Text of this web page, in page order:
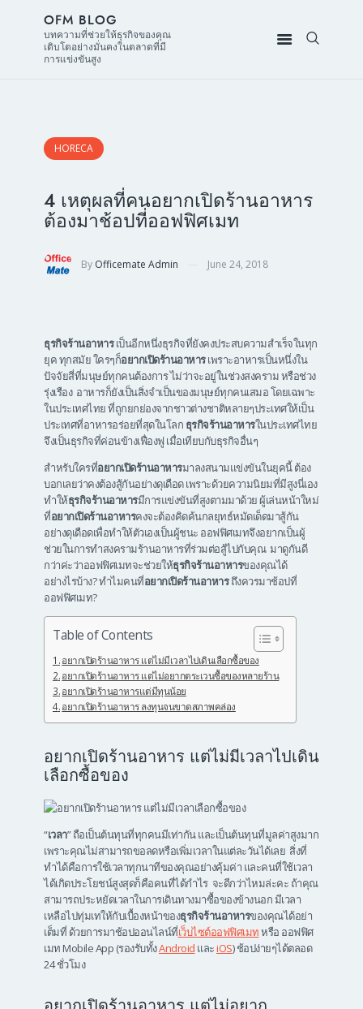
OFM BLOG
บทความที่ช่วยให้ธุรกิจของคุณ
เติบโตอย่างมั่นคงในตลาดที่มี
การแข่งขันสูง
HORECA
4 เหตุผลที่คนอยากเปิดร้านอาหาร
ต้องมาช้อปที่ออฟฟิศเมท
By Officemate Admin June 24, 2018
ธุรกิจร้านอาหารเป็นอีกหนึ่งธุรกิจที่ยังคงประสบความสำเร็จในทุก
ยุค ทุกสมัย ใครๆก็อยากเปิดร้านอาหารเพราะอาหารเป็นหนึ่งใน
ปัจจัยสี่ที่มนุษย์ทุกคนต้องการ ไม่ว่าจะอยู่ในช่วงสงคราม หรือช่วง
รุ่งเรือง อาหารก็ยังเป็นสิ่งจำเป็นของมนุษย์ทุกคนเสมอ โดยเฉพาะ
ในประเทศไทย ที่ถูกยกย่องจากชาวต่างชาติหลายๆประเทศให้เป็น
ประเทศที่อาหารอร่อยที่สุดในโลก ธุรกิจร้านอาหารในประเทศไทย
จึงเป็นธุรกิจที่ค่อนข้างเฟื่องฟู เมื่อเทียบกับธุรกิจอื่นๆ
สำหรับใครที่อยากเปิดร้านอาหารมาลงสนามแข่งขันในยุคนี้ ต้อง
บอกเลยว่าคงต้องสู้กันอย่างดุเดือด เพราะด้วยความนิยมที่มีสูงนี่เอง
ทำให้ธุรกิจร้านอาหารมีการแข่งขันที่สูงตามมาด้วย ผู้เล่นหน้าใหม่
ที่อยากเปิดร้านอาหารคงจะต้องคิดค้นกลยุทธ์หมัดเด็ดมาสู้กัน
อย่างดุเดือดเพื่อทำให้ตัวเองเป็นผู้ชนะ ออฟฟิศเมทจึงอยากเป็นผู้
ช่วยในการทำสงครามร้านอาหารที่ร่วมต่อสู้ไปกับคุณ มาดูกันดี
กว่าค่ะว่าออฟฟิศเมทจะช่วยให้ธุรกิจร้านอาหารของคุณได้
อย่างไรบ้าง? ทำไมคนที่อยากเปิดร้านอาหารถึงควรมาช้อปที่
ออฟฟิศเมท?
Table of Contents
อยากเปิดร้านอาหาร แต่ไม่มีเวลาไปเดินเลือกซื้อของ
อยากเปิดร้านอาหาร แต่ไม่อยากตระเวนซื้อของหลายร้าน
อยากเปิดร้านอาหารแต่มีทุนน้อย
อยากเปิดร้านอาหาร ลงทุนจนขาดสภาพคล่อง
อยากเปิดร้านอาหาร แต่ไม่มีเวลาไปเดิน
เลือกซื้อของ
“เวลา” ถือเป็นต้นทุนที่ทุกคนมีเท่ากัน และเป็นต้นทุนที่มูลค่าสูงมาก
เพราะคุณไม่สามารถขอลดหรือเพิ่มเวลาในแต่ละวันได้เลย สิ่งที่
ทำได้คือการใช้เวลาทุกนาทีของคุณอย่างคุ้มค่า และคนที่ใช้เวลา
ได้เกิดประโยชน์สูงสุดก็คือคนที่ได้กำไร จะดีกว่าไหมล่ะคะ ถ้าคุณ
สามารถประหยัดเวลาในการเดินทางมาซื้อของข้างนอก มีเวลา
เหลือไปทุ่มเทให้กับเบื้องหน้าของธุรกิจร้านอาหารของคุณได้อย่า
เต็มที่ ด้วยการมาช้อปออนไลน์ที่เว็บไซต์ออฟฟิศเมทหรือ ออฟฟิศ
เมท Mobile App (รองรับทั้งAndroid และiOS) ช้อปง่ายๆได้ตลอด
24 ชั่วโมง